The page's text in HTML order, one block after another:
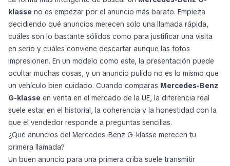
klasse no es empezar por el anuncio más barato. Empieza
decidiendo qué anuncios merecen solo una llamada rápida,
cuáles son lo bastante sólidos como para justificar una visita
en serio y cuáles conviene descartar aunque las fotos
impresionen. En un modelo como este, la presentación puede
ocultar muchas cosas, y un anuncio pulido no es lo mismo que
un vehículo bien cuidado. Cuando comparas Mercedes-Benz
G-klasse en venta en el mercado de la UE, la diferencia real
suele estar en el historial, la coherencia y la honestidad con la
que el vendedor responde a preguntas sencillas.
¿Qué anuncios del Mercedes-Benz G-klasse merecen tu
primera llamada?
Un buen anuncio para una primera criba suele transmitir